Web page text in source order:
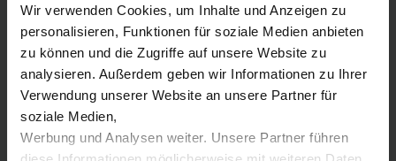
Wir verwenden Cookies, um Inhalte und Anzeigen zu
personalisieren, Funktionen für soziale Medien anbieten
zu können und die Zugriffe auf unsere Website zu
analysieren. Außerdem geben wir Informationen zu Ihrer
Verwendung unserer Website an unsere Partner für
soziale Medien,
Werbung und Analysen weiter. Unsere Partner führen
Service im Garten, Forst und Kommunal Bereich an. Das
Liefer-Gebiet und unser Reparatur-Abholservice unserer
Werkstatt umfasst die Region Fürth, Erlangen bis
Nürnberg. Als Fach-Händler empfehlen wir ihnen die
Beratung und Verkauf vor Ort. Auch ein Versand von
ausgewählten Geräten innerhalb Deutschlands ist
möglich.